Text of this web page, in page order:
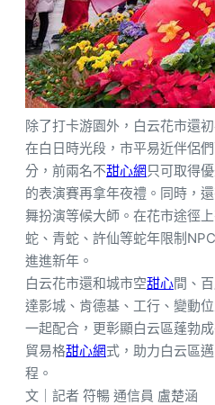
除了打卡游園外，白云花市還
在白日時光段，市平易近伴侶
分，前兩名不甜心網只可取得
的表演賽再拿年夜禮。同時，
舞扮演等候大師。在花市途徑
蛇、青蛇、許仙等蛇年限制
進進新年。
白云花市還和城市空甜心間、
達影城、肯德基、工行、變動
一起配合，更彰顯白云區蓬勃
貿易格甜心網式，助力白云區
程。
文｜記者 符暢 通信員 盧楚涵